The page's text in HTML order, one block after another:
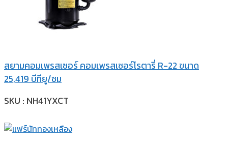
สยามคอมเพรสเซอร์ คอมเพรสเซอร์โรตารี่ R-22 ขนาด
25,419 บีทียู/ชม
SKU : NH41YXCT